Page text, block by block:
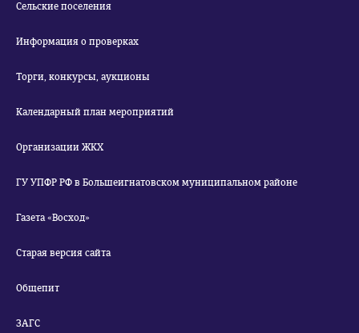
Сельские поселения
Информация о проверках
Торги, конкурсы, аукционы
Календарный план мероприятий
Организации ЖКХ
ГУ УПФР РФ в Большеигнатовском муниципальном районе
Газета «Восход»
Старая версия сайта
Общепит
ЗАГС